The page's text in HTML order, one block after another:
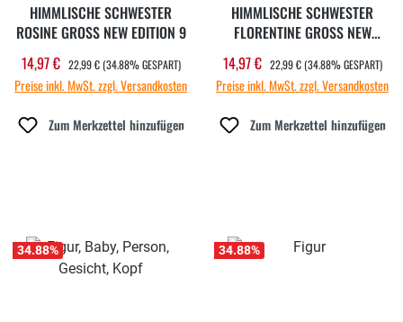
HIMMLISCHE SCHWESTER
ROSINE GROSS NEW EDITION 9
Verkaufspreis:
14,97 € REGULÄRER PREIS:
22,99 € (34.88% GESPART)
Preise inkl. MwSt. zzgl. Versandkosten
Zum Merkzettel hinzufügen
HIMMLISCHE SCHWESTER
FLORENTINE GROSS NEW
Verkaufspreis:
14,97 € REGULÄRER PREIS:
22,99 € (34.88% GESPART)
Preise inkl. MwSt. zzgl. Versandkosten
Zum Merkzettel hinzufügen
34.88% 34.88%